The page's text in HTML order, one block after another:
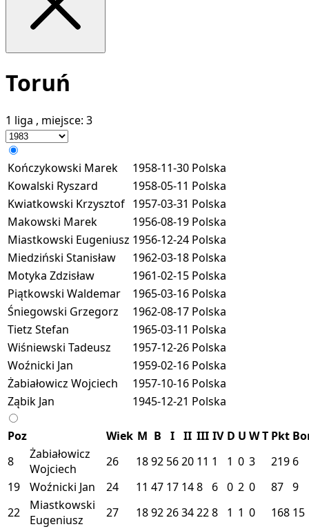
Toruń
1 liga , miejsce: 3
Kończykowski Marek 1958-11-30 Polska
Kowalski Ryszard
1958-05-11 Polska
Kwiatkowski Krzysztof 1957-03-31 Polska
Makowski Marek
1956-08-19 Polska
Miastkowski Eugeniusz 1956-12-24 Polska
Miedziński Stanisław
1962-03-18 Polska
Motyka Zdzisław
1961-02-15 Polska
Piątkowski Waldemar
1965-03-16 Polska
Śniegowski Grzegorz
1962-08-17 Polska
Tietz Stefan
1965-03-11 Polska
Wiśniewski Tadeusz
1957-12-26 Polska
Woźnicki Jan
1959-02-16 Polska
Żabiałowicz Wojciech
1957-10-16 Polska
Ząbik Jan
1945-12-21 Polska
Poz Wiek M B I II III IV D U WT Pkt
8
Żabiałowicz
Wojciech
26 1892 5620 11 1 1 0 3 219 6
19
Woźnicki Jan 24 11 47 17 148 6 0 2 0 87 9
22
Miastkowski
Eugeniusz
27 18922634228 1 1 0 168 15